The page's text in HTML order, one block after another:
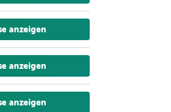
anzeigen
anzeigen
anzeigen